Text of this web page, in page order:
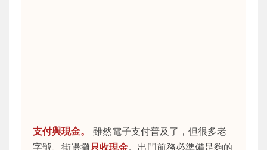
支付與現金。
雖然電子支付普及了，但很多老
字號、街邊攤只收現金。出門前務必準備足夠的